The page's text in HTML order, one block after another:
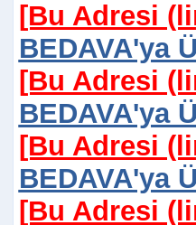
[Bu Adresi
BEDAVA'ya
[Bu Adresi
BEDAVA'ya
[Bu Adresi
BEDAVA'ya
[Bu Adresi